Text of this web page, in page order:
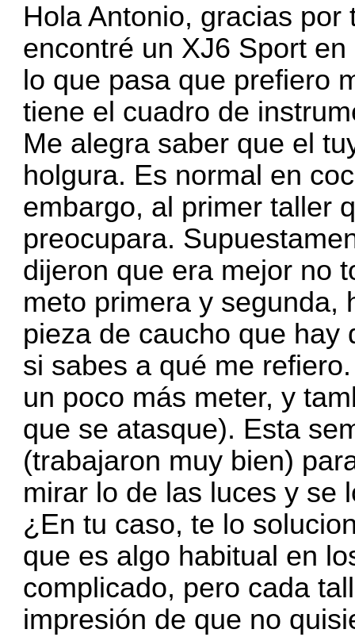
Hola Antonio, gracias por
encontré un XJ6 Sport
lo que pasa que prefiero
tiene el cuadro de
Me alegra saber que el
holgura. Es normal en
embargo, al primer taller
preocupara.
dijeron que era mejor no
meto primera y segunda,
pieza de caucho que hay
si sabes a qué me
un poco más meter, y
que se atasque). Esta
(trabajaron muy bien)
mirar lo de las luces y se
¿En tu caso, te lo
que es algo habitual en
complicado, pero cada
impresión de que no